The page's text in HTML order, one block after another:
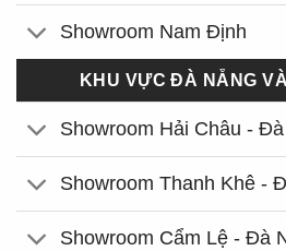
Showroom Nam Định
KHU VỰC ĐÀ NẴNG
Showroom Hải Châu -
Showroom Thanh Khê -
Showroom Cẩm Lệ - Đà